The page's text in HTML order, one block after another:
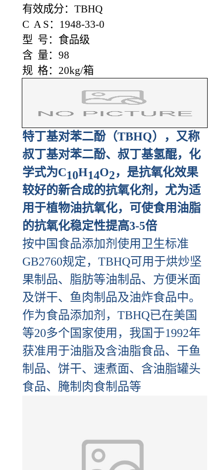
有效成分：TBHQ
C A S：1948-33-0
型 号：食品级
含 量：98
规 格：20kg/箱
特丁基对苯二酚（TBHQ），又称
叔丁基对苯二酚、叔丁基氢醌，化
学式为C10H14O2，是抗氧化效果
较好的新合成的抗氧化剂，尤为适
用于植物油抗氧化，可使食用油脂
的抗氧化稳定性提高3-5倍
按中国食品添加剂使用卫生标准
GB2760规定，TBHQ可用于烘炒坚
果制品、脂肪等油制品、方便米面
及饼干、鱼肉制品及油炸食品中。
作为食品添加剂，TBHQ已在美国
等20多个国家使用，我国于1992年
获准用于油脂及含油脂食品、干鱼
制品、饼干、速煮面、含油脂罐头
食品、腌制肉食制品等